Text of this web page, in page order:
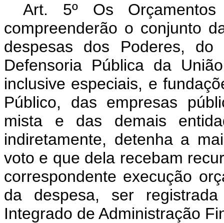
Art. 5º Os
compreenderão o conjunto
despesas dos Poderes,
Defensoria Pública da
inclusive especiais, e
Público, das empresas
mista e das demais
indiretamente, detenha a
voto e que dela recebam
correspondente execução
da despesa, ser
Integrado de Administração